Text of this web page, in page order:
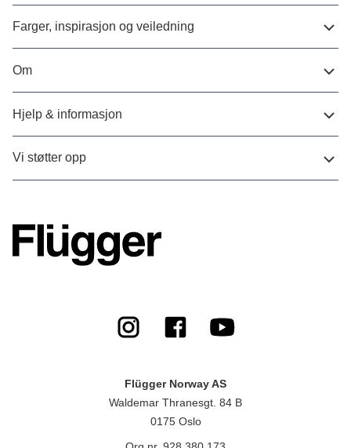
Farger, inspirasjon og veiledning
Om
Hjelp & informasjon
Vi støtter opp
Flügger Norway AS
Waldemar Thranesgt. 84 B
0175 Oslo